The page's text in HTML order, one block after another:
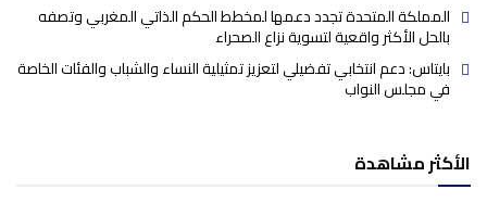
المملكة المتحدة تجدد دعمها لمخطط الحكم الذاتي المغربي وتصفه
بالحل الأكثر واقعية لتسوية نزاع الصحراء
بايتاس: دعم انتخابي تفضيلي لتعزيز تمثيلية النساء والشباب والفئات الخاصة
في مجلس النواب
الأكثر مشاهدة